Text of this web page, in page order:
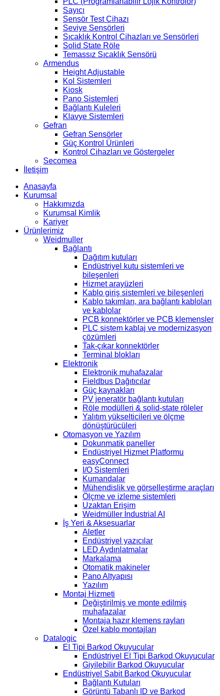
Sayıcı
Sensör Test Cihazı
Seviye Sensörleri
Sıcaklık Kontrol Cihazları ve Sensörleri
Solid State Röle
Temassız Sıcaklık Sensörü
Armendus
Height Adjustable
Kol Sistemleri
Kiosk
Pano Sistemleri
Bağlantı Kuleleri
Klavye Sistemleri
Gefran
Gefran Sensörler
Güç Kontrol Ürünleri
Kontrol Cihazları ve Göstergeler
Secomea
İletişim
Anasayfa
Kurumsal
Hakkımızda
Kurumsal Kimlik
Kariyer
Ürünlerimiz
Weidmuller
Bağlantı
Dağıtım kutuları
Endüstriyel kutu sistemleri ve
bileşenleri
Hizmet arayüzleri
Kablo giriş sistemleri ve bileşenleri
Kablo takımları, ara bağlantı kabloları
ve kablolar
PCB konnektörler ve PCB klemensler
PLC sistem kablaj ve modernizasyon
çözümleri
Tak-çıkar konnektörler
Terminal blokları
Elektronik
Elektronik muhafazalar
Fieldbus Dağıtıcılar
Güç kaynakları
PV jeneratör bağlantı kutuları
Röle modülleri & solid-state röleler
Yalıtım yükselticileri ve ölçme
dönüştürücüleri
Otomasyon ve Yazılım
Dokunmatik paneller
Endüstriyel Hizmet Platformu
easyConnect
I/O Sistemleri
Kumandalar
Mühendislik ve görselleştirme araçları
Ölçme ve izleme sistemleri
Uzaktan Erişim
Weidmüller Industrial AI
İş Yeri & Aksesuarlar
Aletler
Endüstriyel yazıcılar
LED Aydınlatmalar
Markalama
Otomatik makineler
Pano Altyapısı
Yazılım
Montaj Hizmeti
Değiştirilmiş ve monte edilmiş
muhafazalar
Montaja hazır klemens rayları
Özel kablo montajları
Datalogic
El Tipi Barkod Okuyucular
Endüstriyel El Tipi Barkod Okuyucular
Giyilebilir Barkod Okuyucular
Endüstriyel Sabit Barkod Okuyucular
Bağlantı Kutuları
Görüntü Tabanlı ID ve Barkod